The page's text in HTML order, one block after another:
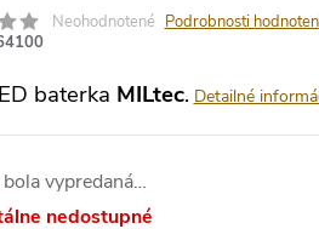
Neohodnotené Podrobnosti
baterka MILtec. Detailné
vypredaná…
nedostupné